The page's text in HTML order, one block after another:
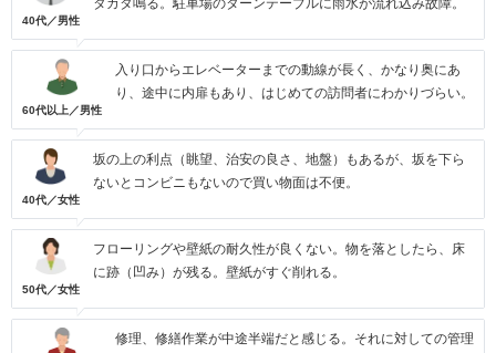
40代／男性
タカタ鳴る。駐車場のターンテーブルに雨水が流れ込み故障。
60代以上／男性
入り口からエレベーターまでの動線が長く、かなり奥にあ
り、途中に内扉もあり、はじめての訪問者にわかりづらい。
40代／女性
坂の上の利点（眺望、治安の良さ、地盤）もあるが、坂を下ら
ないとコンビニもないので買い物面は不便。
50代／女性
フローリングや壁紙の耐久性が良くない。物を落としたら、床
に跡（凹み）が残る。壁紙がすぐ削れる。
修理、修繕作業が中途半端だと感じる。それに対しての管理